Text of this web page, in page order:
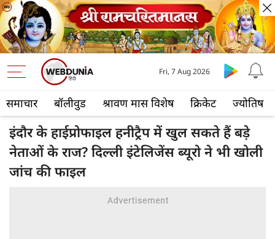
समाचार बॉलीवुड श्रावण मास विशेष क्रिकेट ज्योतिष
Fri, 7 Aug 2026
इंदौर के हाईप्रोफाइल हनीट्रैप में खुल सकते हैं बड़े
नेताओं के राज? दिल्‍ली इंटेलिजेंस ब्यूरो ने भी खोली
जांच की फाइल